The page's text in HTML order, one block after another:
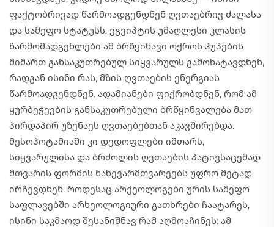
ფაქტობრივად წარმოადგენდნენ ღვთაებრივ ძალასა
და სამეფო სტატუსს. ეგვიპტის უმაღლესი კლასის
წარმომადგენლები ამ ბრწყინავი ოქროს ჰუპების
მიმართ განსაკუთრებულ სიყვარულს გამოხატავდნენ,
რადგან ისინი რას, მზის ღვთაების ენერგიას
წარმოადგენდნენ. ადამიანები ფიქრობდნენ, რომ ამ
ყურბეჭეების განსაკუთრებული ბრწყინვალება მათ
პირდაპირ უზენაეს ღვთაებებთან აკავშირებდა.
მესოპოტამიაში კი დედოფლები იშთარს,
სიყვარულისა და ბრძოლის ღვთაების პატივსაცემად
მთვარის ფორმის ნახევარმთვარეებს უფრო მეტად
ირჩევდნენ. როდესაც არქეოლოგები ურის სამეფო
საფლავებში არხეოლოგიური გათხრები ჩაატარეს,
ისინი საკმაოდ შესანიშნავ რამ აღმოაჩინეს: ამ